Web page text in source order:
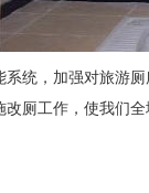
，加强对旅游厕
厕工作，使我们全